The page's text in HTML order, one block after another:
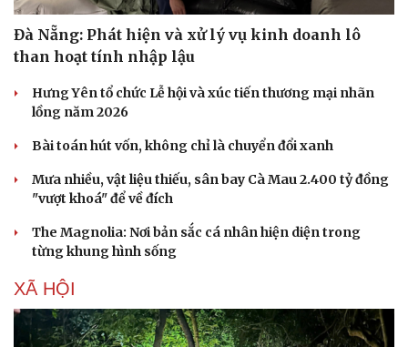
Đà Nẵng: Phát hiện và xử lý vụ kinh doanh lô
than hoạt tính nhập lậu
Hưng Yên tổ chức Lễ hội và xúc tiến thương mại nhãn
lồng năm 2026
Bài toán hút vốn, không chỉ là chuyển đổi xanh
Mưa nhiều, vật liệu thiếu, sân bay Cà Mau 2.400 tỷ đồng
"vượt khoá" để về đích
The Magnolia: Nơi bản sắc cá nhân hiện diện trong
từng khung hình sống
XÃ HỘI